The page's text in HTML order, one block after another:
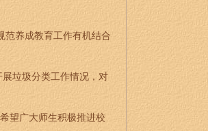
养成教育工作有机结合
垃圾分类工作情况，对
望广大师生积极推进校